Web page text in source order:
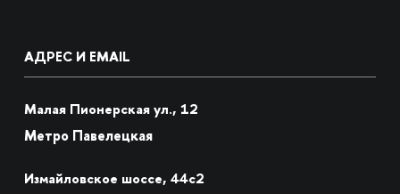
АДРЕС И EMAIL
Малая Пионерская ул., 12
Метро Павелецкая
Измайловское шоссе, 44с2